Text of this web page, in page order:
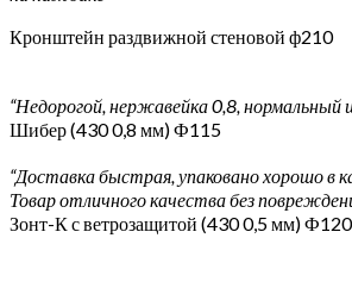
Кронштейн раздвижной стеновой ф210
“Недорогой, нержавейка 0,8, нормальный
Шибер (430 0,8 мм) Ф115
“Доставка быстрая, упаковано хорошо в
Товар отличного качества без
Зонт-К с ветрозащитой (430 0,5 мм) Ф120